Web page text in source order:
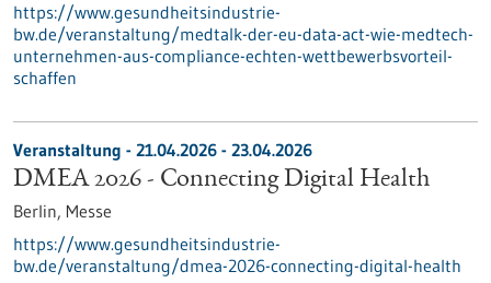
https://www.gesundheitsindustrie-
bw.de/veranstaltung/medtalk-der-eu-data-act-wie-medtech-
unternehmen-aus-compliance-echten-wettbewerbsvorteil-
schaffen
Veranstaltung - 21.04.2026 - 23.04.2026
DMEA 2026 - Connecting Digital Health
Berlin, Messe
https://www.gesundheitsindustrie-
bw.de/veranstaltung/dmea-2026-connecting-digital-health